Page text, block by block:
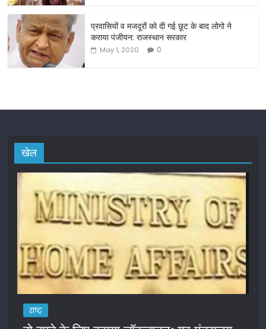
प्रवासियों व मजदूरों को दी गई छूट के बाद लोगो ने
कराया पंजीयन: राजस्थान सरकार
May 1, 2020 0
खेल
राष्ट्र